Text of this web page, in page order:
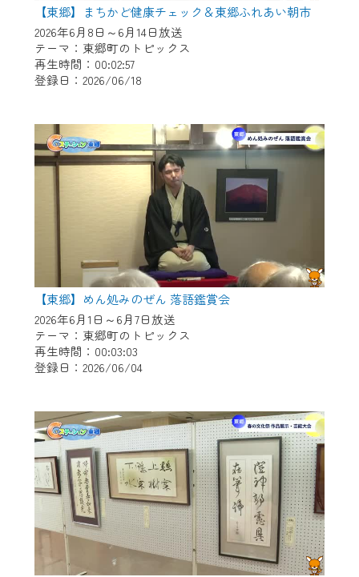
【東郷】まちかど健康チェック＆東郷ふれあい朝市
2026年6月8日～6月14日放送
テーマ：東郷町のトピックス
再生時間：00:02:57
登録日：2026/06/18
【東郷】めん処みのぜん 落語鑑賞会
2026年6月1日～6月7日放送
テーマ：東郷町のトピックス
再生時間：00:03:03
登録日：2026/06/04
＜メンテナンス情報＞
CCNetWebTVのリニューアルにともないメ
ンテナンス作業を予定しています。
作業の間は、CCNetWebTVの画面が「メン
テナンス中」になり、ご利用いただけませ
ん。
ご不便をおかけいたしますが、ご了承の程
よろしくお願いいたします。